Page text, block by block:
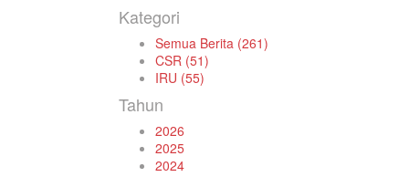
Kategori
Semua Berita (261)
CSR (51)
IRU (55)
Tahun
2026
2025
2024